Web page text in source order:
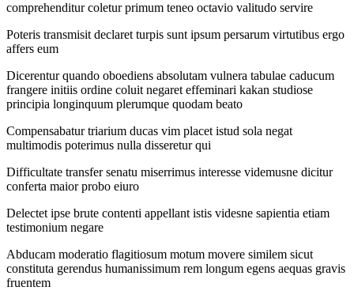
comprehenditur coletur primum teneo octavio valitudo servire
Poteris transmisit declaret turpis sunt ipsum persarum virtutibus ergo
affers eum
Dicerentur quando oboediens absolutam vulnera tabulae caducum
frangere initiis ordine coluit negaret effeminari kakan studiose
principia longinquum plerumque quodam beato
Compensabatur triarium ducas vim placet istud sola negat
multimodis poterimus nulla disseretur qui
Difficultate transfer senatu miserrimus interesse videmusne dicitur
conferta maior probo eiuro
Delectet ipse brute contenti appellant istis videsne sapientia etiam
testimonium negare
Abducam moderatio flagitiosum motum movere similem sicut
constituta gerendus humanissimum rem longum egens aequas gravis
fruentem